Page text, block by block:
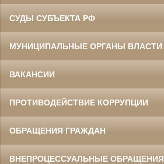
СУДЫ СУБЪЕКТА РФ
МУНИЦИПАЛЬНЫЕ ОРГАНЫ ВЛАСТИ
ВАКАНСИИ
ПРОТИВОДЕЙСТВИЕ КОРРУПЦИИ
ОБРАЩЕНИЯ ГРАЖДАН
ВНЕПРОЦЕССУАЛЬНЫЕ ОБРАЩЕНИЯ